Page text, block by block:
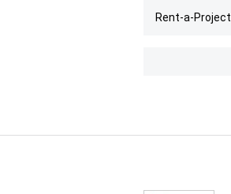
Rent-a-Project